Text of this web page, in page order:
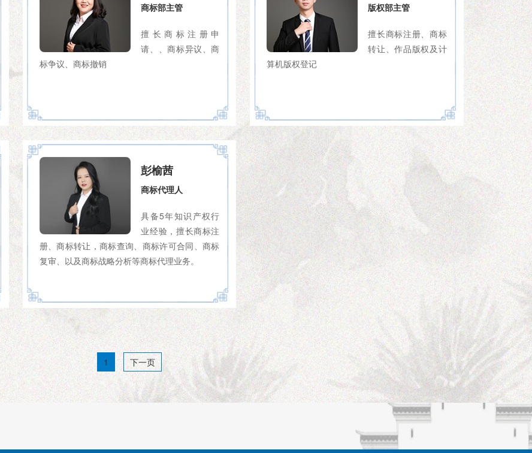
商标部主管
擅长商标注册申
请、、商标异议、商
标争议、商标撤销
版权部主管
擅长商标注册、商标
转让、作品版权及计
算机版权登记
彭榆茜
商标代理人
具备5年知识产权行
业经验，擅长商标注
册、商标转让，商标查询、商标许可合同、商标
复审、以及商标战略分析等商标代理业务。
1 下一页